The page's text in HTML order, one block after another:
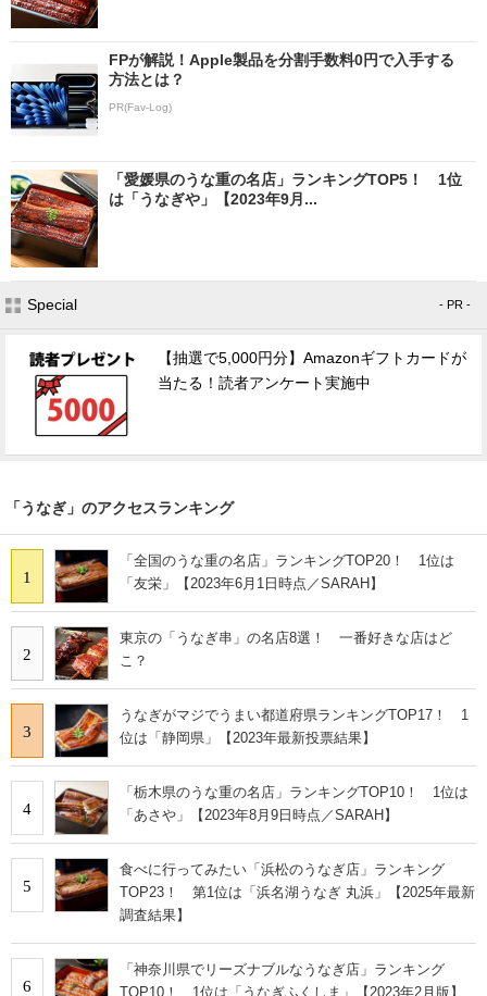
FPが解説！Apple製品を分割手数料0円で入手する
方法とは？
PR(Fav-Log)
「愛媛県のうな重の名店」ランキングTOP5！ 1位
は「うなぎや」【2023年9月...
Special - PR -
【抽選で5,000円分】Amazonギフトカードが
当たる！読者アンケート実施中
「うなぎ」のアクセスランキング
1
「全国のうな重の名店」ランキングTOP20！ 1位は
「友栄」【2023年6月1日時点／SARAH】
2
東京の「うなぎ串」の名店8選！ 一番好きな店はど
こ？
3
うなぎがマジでうまい都道府県ランキングTOP17！ 1
位は「静岡県」【2023年最新投票結果】
4
「栃木県のうな重の名店」ランキングTOP10！ 1位は
「あさや」【2023年8月9日時点／SARAH】
5
食べに行ってみたい「浜松のうなぎ店」ランキング
TOP23！ 第1位は「浜名湖うなぎ 丸浜」【2025年最新
調査結果】
6
「神奈川県でリーズナブルなうなぎ店」ランキング
TOP10！ 1位は「うなぎふくしま」【2023年2月版】